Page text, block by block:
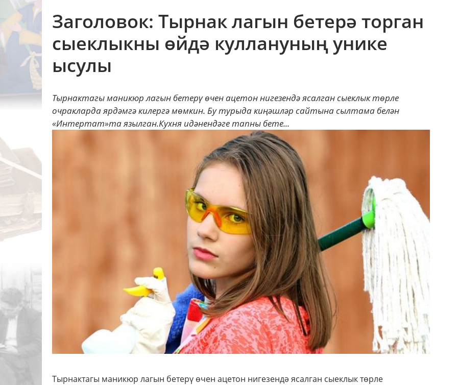
Заголовок: Тырнак лагын бетерә торган
сыеклыкны өйдә куллануның унике
ысулы
Тырнактагы маникюр лагын бетерү өчен ацетон нигезендә ясалган сыеклык төрле
очракларда ярдәмгә килергә мөмкин. Бу турыда киңәшләр сайтына сылтама белән
«Интертат»та язылган.Кухня идәнендәге тапны бете...
Тырнактагы маникюр лагын бетерү өчен ацетон нигезендә ясалган сыеклык төрле